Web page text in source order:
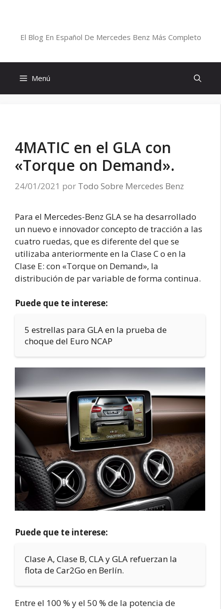
El Blog En Español De Mercedes Benz Más Completo
Menú
4MATIC en el GLA con
«Torque on Demand».
24/01/2021 por Todo Sobre Mercedes Benz
Para el Mercedes-Benz GLA se ha desarrollado
un nuevo e innovador concepto de tracción a las
cuatro ruedas, que es diferente del que se
utilizaba anteriormente en la Clase C o en la
Clase E: con «Torque on Demand», la
distribución de par variable de forma continua.
Puede que te interese:
5 estrellas para GLA en la prueba de
choque del Euro NCAP
Puede que te interese:
Clase A, Clase B, CLA y GLA refuerzan la
flota de Car2Go en Berlín.
Entre el 100 % y el 50 % de la potencia de